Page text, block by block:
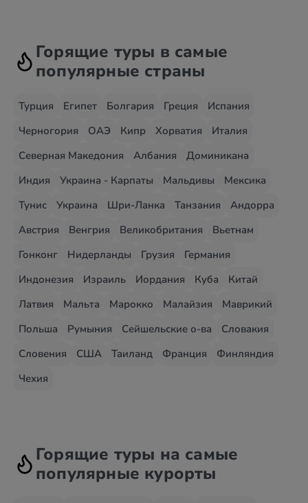
Горящие туры в самые
популярные страны
Турция Египет Болгария Греция
Испания
Черногория
ОАЭ Кипр Хорватия
Италия
Северная Македония
Албания
Доминикана
Индия
Украина - Карпаты Мальдивы
Мексика
Тунис
Украина Шри-Ланка Танзания
Андорра
Австрия
Венгрия Великобритания
Вьетнам
Гонконг
Нидерланды Грузия
Германия
Индонезия
Израиль Иордания Куба
Китай
Латвия
Мальта Марокко Малайзия
Маврикий
Польша
Румыния Сейшельские о-ва
Словакия
Словения
США Таиланд Франция
Финляндия
Чехия
Горящие туры на самые
популярные курорты